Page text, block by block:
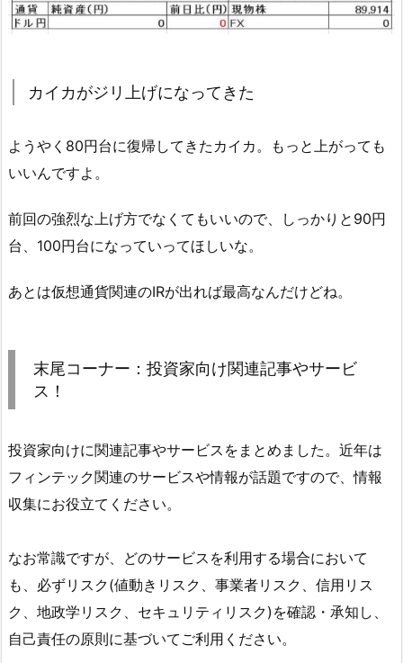
カイカがジリ上げになってきた
ようやく80円台に復帰してきたカイカ。もっと上がっても
いいんですよ。
前回の強烈な上げ方でなくてもいいので、しっかりと90円
台、100円台になっていってほしいな。
あとは仮想通貨関連のIRが出れば最高なんだけどね。
末尾コーナー：投資家向け関連記事やサービ
ス！
投資家向けに関連記事やサービスをまとめました。近年は
フィンテック関連のサービスや情報が話題ですので、情報
収集にお役立てください。
なお常識ですが、どのサービスを利用する場合において
も、必ずリスク(値動きリスク、事業者リスク、信用リス
ク、地政学リスク、セキュリティリスク)を確認・承知し、
自己責任の原則に基づいてご利用ください。